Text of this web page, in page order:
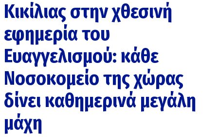
Kικίλιας στην χθεσινή
εφημερία του
Ευαγγελισμού: κάθε
Νοσοκομείο της χώρας
δίνει καθημερινά μεγάλη
μάχη